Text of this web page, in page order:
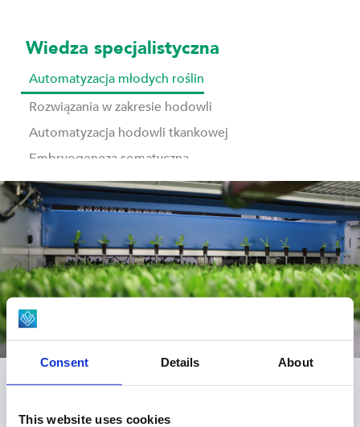
Consent Details About
This website uses cookies
Wiedza specjalistyczna
Automatyzacja młodych roślin
Rozwiązania w zakresie hodowli
Automatyzacja hodowli tkankowej
Embryogeneza somatyczna
Sortowanie, klasyfikowanie, przesadzanie
Materiały eksploatacyjne do upraw
Automatyzacja produkcji nasion
Wizja AI c
Automatyzacja i integracja oprogramowania
Automatyzacja młodych roślin